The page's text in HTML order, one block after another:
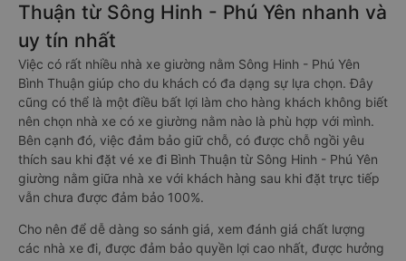
Thuận từ Sông Hinh - Phú Yên nhanh và
uy tín nhất
Việc có rất nhiều nhà xe giường nằm Sông Hinh - Phú Yên
Bình Thuận giúp cho du khách có đa dạng sự lựa chọn. Đây
cũng có thể là một điều bất lợi làm cho hàng khách không biết
nên chọn nhà xe có xe giường nằm nào là phù hợp với mình.
Bên cạnh đó, việc đảm bảo giữ chỗ, có được chỗ ngồi yêu
thích sau khi đặt vé xe đi Bình Thuận từ Sông Hinh - Phú Yên
giường nằm giữa nhà xe với khách hàng sau khi đặt trực tiếp
vẫn chưa được đảm bảo 100%.
Cho nên để dễ dàng so sánh giá, xem đánh giá chất lượng
các nhà xe đi, được đảm bảo quyền lợi cao nhất, được hưởng